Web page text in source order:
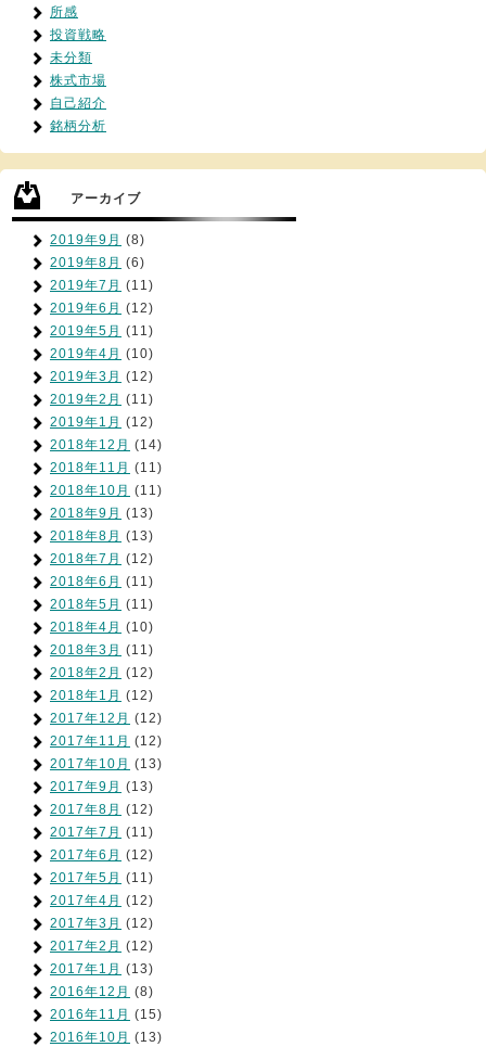
所感
投資戦略
未分類
株式市場
自己紹介
銘柄分析
アーカイブ
2019年9月 (8)
2019年8月 (6)
2019年7月 (11)
2019年6月 (12)
2019年5月 (11)
2019年4月 (10)
2019年3月 (12)
2019年2月 (11)
2019年1月 (12)
2018年12月 (14)
2018年11月 (11)
2018年10月 (11)
2018年9月 (13)
2018年8月 (13)
2018年7月 (12)
2018年6月 (11)
2018年5月 (11)
2018年4月 (10)
2018年3月 (11)
2018年2月 (12)
2018年1月 (12)
2017年12月 (12)
2017年11月 (12)
2017年10月 (13)
2017年9月 (13)
2017年8月 (12)
2017年7月 (11)
2017年6月 (12)
2017年5月 (11)
2017年4月 (12)
2017年3月 (12)
2017年2月 (12)
2017年1月 (13)
2016年12月 (8)
2016年11月 (15)
2016年10月 (13)